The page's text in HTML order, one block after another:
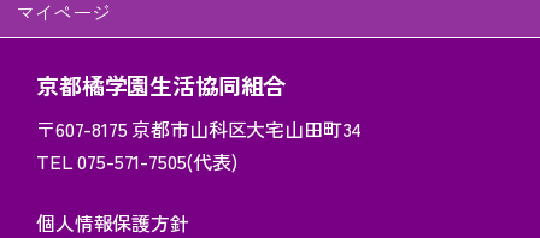
マイページ
京都橘学園生活協同組合
〒607-8175京都市山科区大宅山田町34
TEL 075-571-7505(代表)
個人情報保護方針